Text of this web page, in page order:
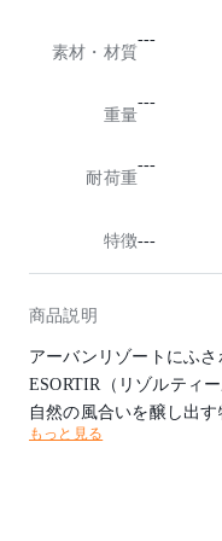
素材・材質
---
重量
---
耐荷重
---
特徴---
商品説明
アーバンリゾートにふ
ESORTIR（リゾルティー
自然の風合いを醸し出
味わいへと変える水牛革
もっと見る